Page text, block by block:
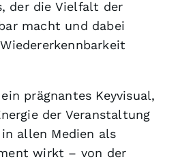
der die Vielfalt der
macht und dabei
prägnantes Keyvisual,
der Veranstaltung
allen Medien als
wirkt – von der